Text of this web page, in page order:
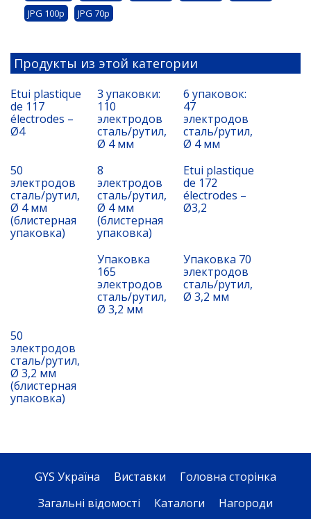
JPG 100p
JPG 70p
Продукты из этой категории
Etui plastique
de 117
électrodes –
Ø4
3 упаковки:
110
электродов
сталь/рутил,
Ø 4 мм
6 упаковок:
47
электродов
сталь/рутил,
Ø 4 мм
50
электродов
сталь/рутил,
Ø 4 мм
(блистерная
упаковка)
8
электродов
сталь/рутил,
Ø 4 мм
(блистерная
упаковка)
Etui plastique
de 172
électrodes –
Ø3,2
Упаковка
165
электродов
сталь/рутил,
Ø 3,2 мм
Упаковка 70
электродов
сталь/рутил,
Ø 3,2 мм
50
электродов
сталь/рутил,
Ø 3,2 мм
(блистерная
упаковка)
GYS Україна Виставки
Головна сторінка
Загальні відомості
Каталоги
Нагороди